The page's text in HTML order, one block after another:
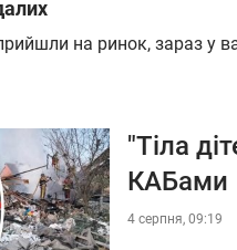
на ринок, зараз у
"Тіла
КАБами
4 серпня, 09:19